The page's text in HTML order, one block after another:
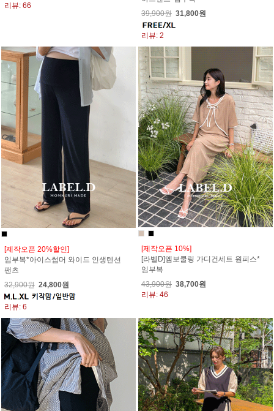
리뷰: 66
39,900원 31,800원
리뷰: 2
[제작오픈 20%할인]
임부복*아이스썸머 와이드 인생텐션
팬츠
32,900원 24,800원
리뷰: 6
[제작오픈 10%]
[라벨D]엠보쿨링 가디건세트 원피스*
임부복
43,900원 38,700원
리뷰: 46